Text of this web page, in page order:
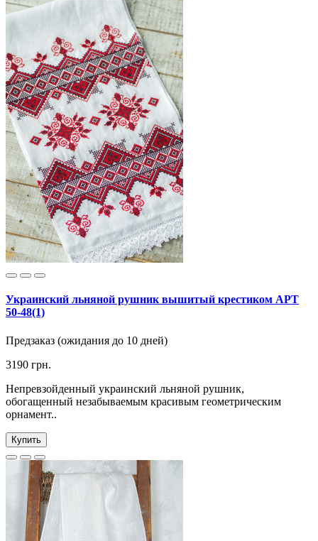
Украинский льняной рушник вышитый крестиком АРТ
50-48(1)
Предзаказ (ожидания до 10 дней)
3190 грн.
Непревзойденный украинский льняной рушник,
обогащенный незабываемым красивым геометрическим
орнамент..
Купить